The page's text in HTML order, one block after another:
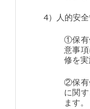
4）人的安
①保有
意事
修を実
②保有
に関
ます。